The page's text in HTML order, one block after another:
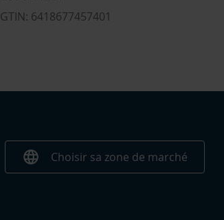
GTIN: 6418677457401
language Choisir sa zone de marché